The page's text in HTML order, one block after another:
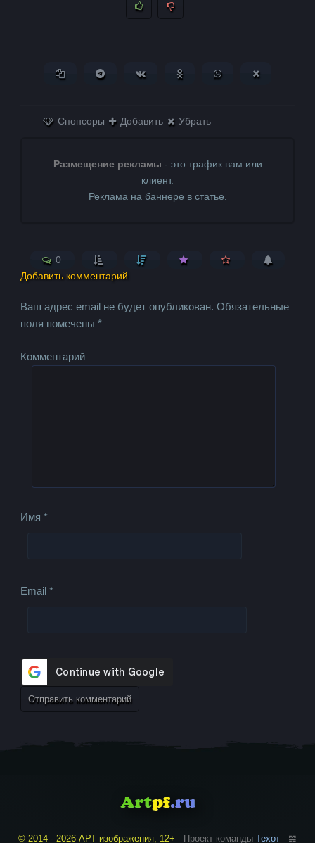
Копировать ссылкуПоделиться в Telegram
Поделиться ВКонтактеПоделиться в
Поделиться в
Спонсоры Добавить Убрать
Размещение рекламы - это трафик вам или
клиент.
Реклама на баннере в статье.
0
Добавить комментарий
Ваш адрес email не будет опубликован. Обязательные
поля помечены*
Комментарий
Имя*
Email*
© 2014 - 2026 АРТ изображения, 12+ Проект команды Техот 𝌴